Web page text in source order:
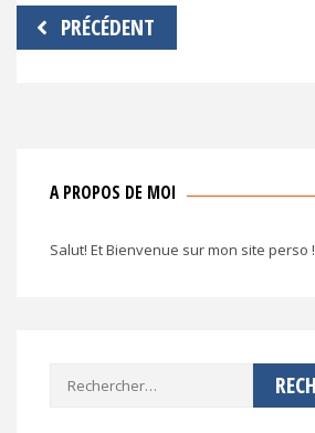
Navigation
de
PRÉCÉDENT
A PROPOS DE MOI
Salut! Et Bienvenue sur mon site perso !
Rechercher :